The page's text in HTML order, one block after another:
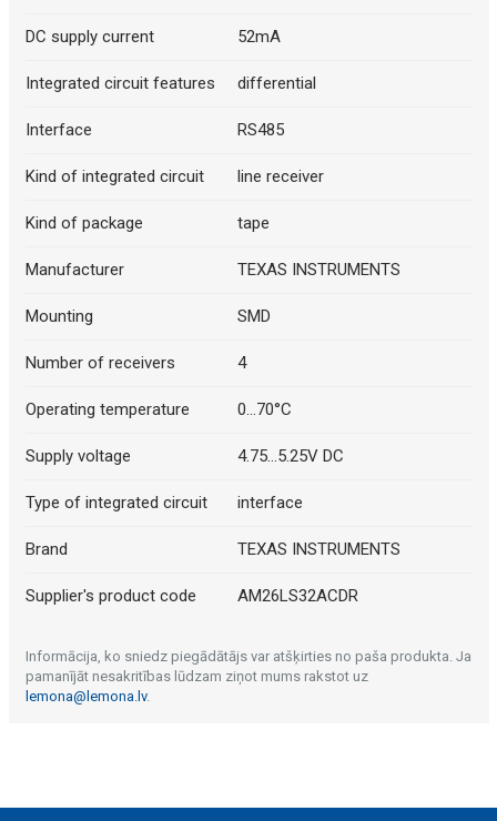
DC supply current 52mA
Integrated circuit features differential
Interface RS485
Kind of integrated circuit line receiver
Kind of package tape
Manufacturer TEXAS INSTRUMENTS
Mounting SMD
Number of receivers 4
Operating temperature 0...70°C
Supply voltage 4.75...5.25V DC
Type of integrated circuit interface
Brand TEXAS INSTRUMENTS
Supplier's product code AM26LS32ACDR
Informācija, ko sniedz piegādātājs var atšķirties no paša produkta. Ja
pamanījāt nesakritības lūdzam ziņot mums rakstot uz
lemona@lemona.lv.